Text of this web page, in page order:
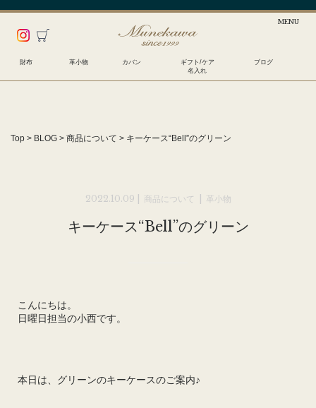
財布 革小物 カバン
ギフト/ケア
名入れ
ブログ
Top > BLOG > 商品について > キーケース“Bell”のグリーン
2022.10.09 | 商品について 革小物
キーケース“Bell”のグリーン
こんにちは。
日曜日担当の小西です。
本日は、グリーンのキーケースのご案内♪